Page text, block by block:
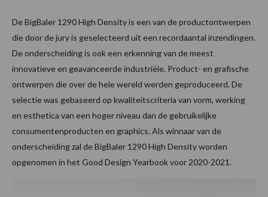
De BigBaler 1290 High Density is een van de productontwerpen
die door de jury is geselecteerd uit een recordaantal inzendingen.
De onderscheiding is ook een erkenning van de meest
innovatieve en geavanceerde industriële. Product- en grafische
ontwerpen die over de hele wereld werden geproduceerd. De
selectie was gebaseerd op kwaliteitscriteria van vorm, werking
en esthetica van een hoger niveau dan de gebruikelijke
consumentenproducten en graphics. Als winnaar van de
onderscheiding zal de BigBaler 1290 High Density worden
opgenomen in het Good Design Yearbook voor 2020-2021.